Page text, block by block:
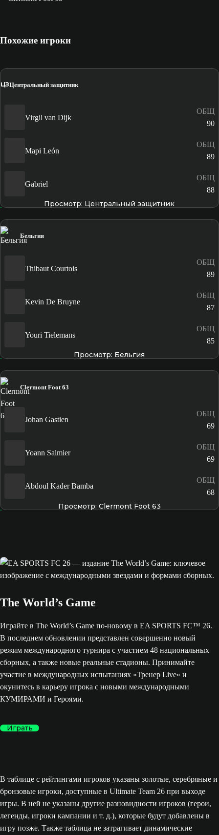
Похожие игроки
ЦЗЦентральный защитник
Virgil van Dijk
ОБЩ
90
Mapi León
ОБЩ
89
Gabriel
ОБЩ
88
Просмотр: Центральный защитник
Бельгия
Thibaut Courtois
ОБЩ
89
Kevin De Bruyne
ОБЩ
87
Youri Tielemans
ОБЩ
85
Просмотр: Бельгия
Clermont Foot 63
Johan Gastien
ОБЩ
69
Yoann Salmier
ОБЩ
69
Abdoul Kader Bamba
ОБЩ
68
Просмотр: Clermont Foot 63
The World’s Game
Играйте в The World’s Game по-новому в EA SPORTS FC™ 26.
В последнем обновлении представлен совершенно новый
режим международного турнира с участием 48 национальных
сборных, а также новые реальные стадионы. Принимайте
участие в международных испытаниях «Тренер Live» и
окунитесь в карьеру игрока с новыми международными
КУМИРАМИ и Героями.
Играть
В таблице с рейтингами игроков указаны золотые, серебряные и
бронзовые игроки, доступные в Ultimate Team 26 при выходе
игры. В ней не указаны другие разновидности игроков (герои,
легенды, игроки кампании и т. д.), которые будут добавлены в
игру позже. Также таблица не затрагивает динамические